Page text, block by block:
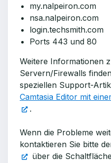
my.nalpeiron.com
nsa.nalpeiron.com
login.techsmith.com
Ports 443 und 80
Weitere Informationen
Servern/Firewalls
speziellen Support-
Camtasia Editor mit
.
Wenn die Probleme
kontaktieren Sie bitte
über die